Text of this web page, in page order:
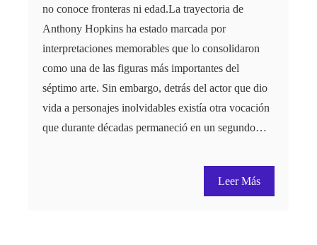
no conoce fronteras ni edad.La trayectoria de
Anthony Hopkins ha estado marcada por
interpretaciones memorables que lo consolidaron
como una de las figuras más importantes del
séptimo arte. Sin embargo, detrás del actor que dio
vida a personajes inolvidables existía otra vocación
que durante décadas permaneció en un segundo…
Leer Más